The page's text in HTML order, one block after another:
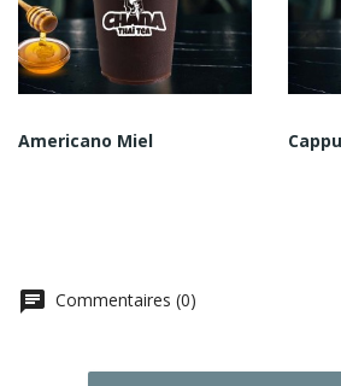
Americano Miel
Commentaires (0)